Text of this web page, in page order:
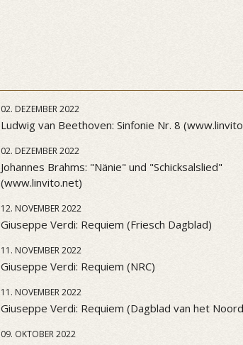
02. DEZEMBER 2022
Ludwig van Beethoven: Sinfonie Nr. 8
02. DEZEMBER 2022
Johannes Brahms: "Nänie" und "Schicksalslied"
(www.linvito.net)
12. NOVEMBER 2022
Giuseppe Verdi: Requiem (Friesch Dagblad)
11. NOVEMBER 2022
Giuseppe Verdi: Requiem (NRC)
11. NOVEMBER 2022
Giuseppe Verdi: Requiem (Dagblad van het
09. OKTOBER 2022